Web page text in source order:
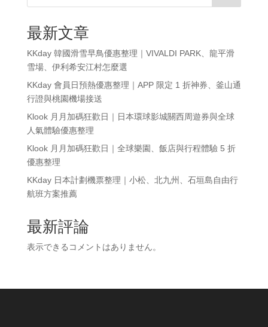
最新文章
KKday 韓國滑雪早鳥優惠整理｜VIVALDI PARK、龍平滑
雪場、伊利希安江村怎麼選
KKday 會員日預熱優惠整理｜APP 限定 1 折神券、釜山通
行證與桃園機場接送
Klook 月月加碼狂歡日｜日本環球影城關西周遊券與全球
人氣體驗優惠整理
Klook 月月加碼狂歡日｜全球樂園、飯店與行程體驗 5 折
優惠整理
KKday 日本計劃機票整理｜小松、北九州、石垣島自由行
航班方案推薦
最新評論
表示できるコメントはありません。